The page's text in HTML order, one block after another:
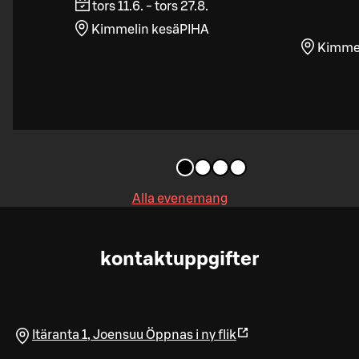
tors 11.6. - tors 27.8.
Kimmelin kesäPIHA
Alla evenemang
kontaktuppgifter
Itäranta 1, Joensuu Öppnas i ny flik